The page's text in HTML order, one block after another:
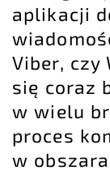
aplikacji
Viber, czy
się coraz
w wielu
proces
w